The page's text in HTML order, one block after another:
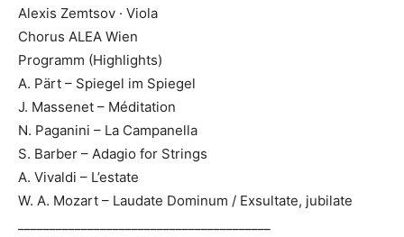
Alexis Zemtsov · Viola
Chorus ALEA Wien
Programm (Highlights)
A. Pärt – Spiegel im Spiegel
J. Massenet – Méditation
N. Paganini – La Campanella
S. Barber – Adagio for Strings
A. Vivaldi – L’estate
W. A. Mozart – Laudate Dominum / Exsultate, jubilate